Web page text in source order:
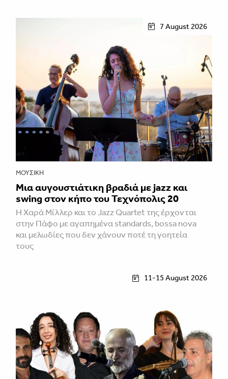
7 August 2026
ΜΟΥΣΙΚΉ
Μια αυγουστιάτικη βραδιά με jazz και
swing στον κήπο του Τεχνόπολις 20
Η Χαρά Μίλλερ και το Jazz Quartet της έρχονται
στην Πάφο με αγαπημένα standards, bossa nova
και μελωδίες που δεν χάνουν ποτέ τη γοητεία
τους
11-15 August 2026